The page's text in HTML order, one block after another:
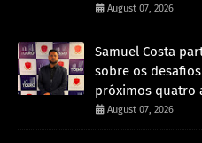
August 07, 2026
Samuel Costa
sobre os
próximos quatro
August 07, 2026